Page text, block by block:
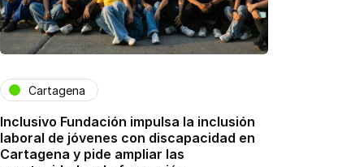
Cartagena
Inclusivo Fundación impulsa la inclusión
laboral de jóvenes con discapacidad en
Cartagena y pide ampliar las